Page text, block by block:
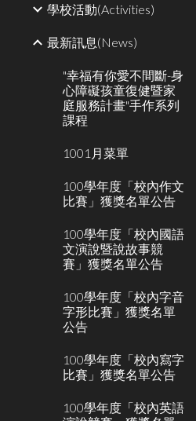
學校活動(Activities)
最新訊息(News)
"幸福有你愛不間斷-身
心障礙孩童復健暨家
庭服務計畫"手作系列
課程
1001月菜單
100學年度「校內作文
比賽」獲獎名單公告
100學年度「校內國語
文演說暨說故事競
賽」獲獎名單公告
100學年度「校內字音
字形比賽」獲獎名單
公告
100學年度「校內寫字
比賽」獲獎名單公告
100學年度「校內英語